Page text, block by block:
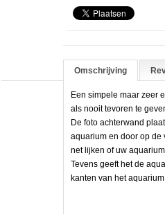
Omschrijving
Een simpele maar zeer
als nooit tevoren te
De foto achterwand
aquarium en door op de
net lijken of uw
Tevens geeft het de
kanten van het